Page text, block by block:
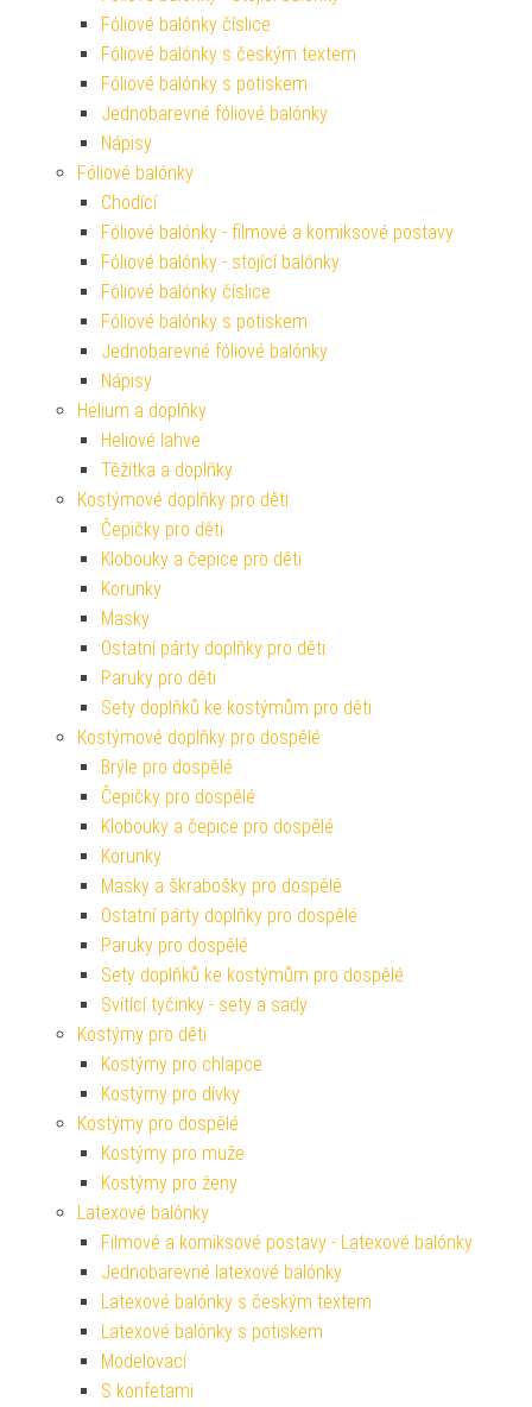
Fóliové balónky číslice
Fóliové balónky s českým textem
Fóliové balónky s potiskem
Jednobarevné fóliové balónky
Nápisy
Fóliové balónky
Chodící
Fóliové balónky - filmové a komiksové postavy
Fóliové balónky - stojící balónky
Fóliové balónky číslice
Fóliové balónky s potiskem
Jednobarevné fóliové balónky
Nápisy
Helium a doplňky
Heliové lahve
Těžítka a doplňky
Kostýmové doplňky pro děti
Čepičky pro děti
Klobouky a čepice pro děti
Korunky
Masky
Ostatní párty doplňky pro děti
Paruky pro děti
Sety doplňků ke kostýmům pro děti
Kostýmové doplňky pro dospělé
Brýle pro dospělé
Čepičky pro dospělé
Klobouky a čepice pro dospělé
Korunky
Masky a škrabošky pro dospělé
Ostatní párty doplňky pro dospělé
Paruky pro dospělé
Sety doplňků ke kostýmům pro dospělé
Svítící tyčinky - sety a sady
Kostýmy pro děti
Kostýmy pro chlapce
Kostýmy pro dívky
Kostýmy pro dospělé
Kostýmy pro muže
Kostýmy pro ženy
Latexové balónky
Filmové a komiksové postavy - Latexové balónky
Jednobarevné latexové balónky
Latexové balónky s českým textem
Latexové balónky s potiskem
Modelovací
S konfetami